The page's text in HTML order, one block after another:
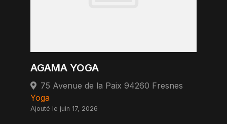
AGAMA YOGA
75 Avenue de la Paix 94260 Fresnes
Yoga
Ajouté le juin 17, 2026